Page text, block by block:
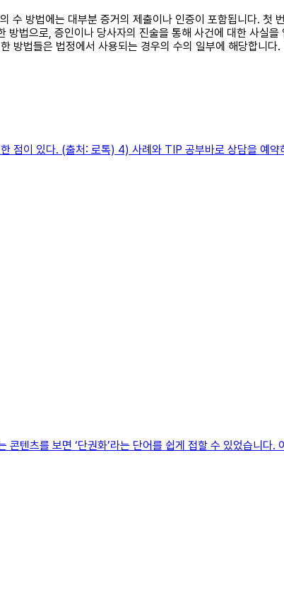
수 방법에는 대부분 증거의 제출이나 인증이 포함됩니다.
법으로, 증인이나 당사자의 진술을 통해 사건에 대한 사실
방법들은 법정에서 사용되는 경우의 수의 일부에 해당합니다.
점이 있다. (출처: 로톡) 4) 사례와 TIP 공부바로 상담을 예
텐츠를 보면 ‘단권화’라는 단어를 쉽게 접할 수 있었습니다